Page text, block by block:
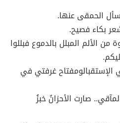
سأل الحمقى عنها.
بكاء فصيح.
الألم المبلل بالدموع فبللوا
غرفتي في
صارت الأحزانُ خبزُ